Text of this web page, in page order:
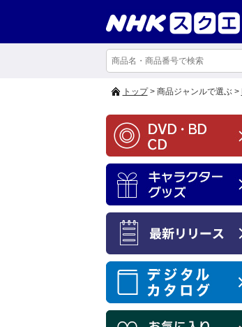
トップ> 商品ジャンルで選ぶ >